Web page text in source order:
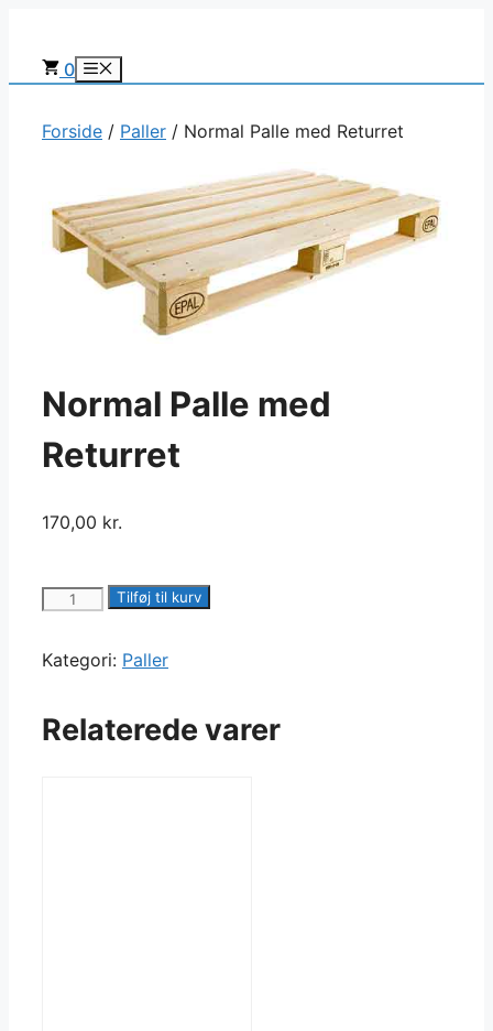
indhold0 Menu
Forside / Paller / Normal Palle med Returret
Normal Palle med
Returret
170,00 kr.
Normal
med
Returret
Tilføj til kurv
Kategori: Paller
Relaterede varer